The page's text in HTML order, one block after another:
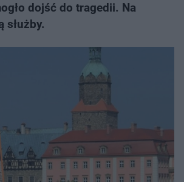
dojść do tragedii. Na
służby.